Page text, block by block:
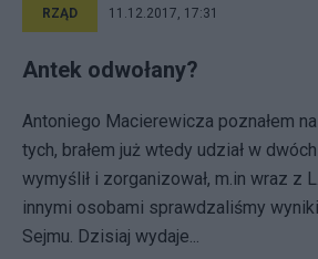
RZĄD 11.12.2017, 17:31
Antek odwołany?
Antoniego Macierewicza poznałem
tych, brałem już wtedy udział w
wymyślił i zorganizował, m.in wraz z
innymi osobami sprawdzaliśmy
Sejmu. Dzisiaj wydaje...